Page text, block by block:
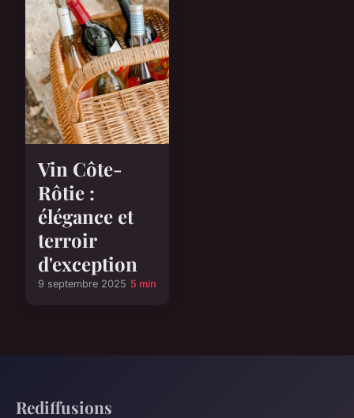
Vin Côte-
Rôtie :
élégance et
terroir
d'exception
9 septembre 2025 5 min
Rediffusions